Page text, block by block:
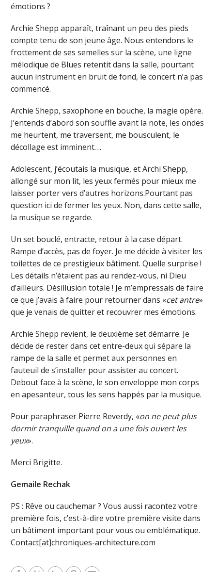
émotions ?
Archie Shepp apparaît, traînant un peu des pieds
compte tenu de son jeune âge. Nous entendons le
frottement de ses semelles sur la scène, une ligne
mélodique de Blues retentit dans la salle, pourtant
aucun instrument en bruit de fond, le concert n’a pas
commencé.
Archie Shepp, saxophone en bouche, la magie opère.
J’entends d’abord son souffle avant la note, les ondes
me heurtent, me traversent, me bousculent, le
décollage est imminent….
Adolescent, j’écoutais la musique, et Archi Shepp,
allongé sur mon lit, les yeux fermés pour mieux me
laisser porter vers d’autres horizons.Pourtant pas
question ici de fermer les yeux. Non, dans cette salle,
la musique se regarde.
Un set bouclé, entracte, retour à la case départ.
Rampe d’accès, pas de foyer. Je me décide à visiter les
toilettes de ce prestigieux bâtiment. Quelle surprise !
Les détails n’étaient pas au rendez-vous, ni Dieu
d’ailleurs. Désillusion totale ! Je m’empressais de faire
ce que j’avais à faire pour retourner dans «cet antre»
que je venais de quitter et recouvrer mes émotions.
Archie Shepp revient, le deuxième set démarre. Je
décide de rester dans cet entre-deux qui sépare la
rampe de la salle et permet aux personnes en
fauteuil de s’installer pour assister au concert.
Debout face à la scène, le son enveloppe mon corps
en apesanteur, tous les sens happés par la musique.
Pour paraphraser Pierre Reverdy, «on ne peut plus
dormir tranquille quand on a une fois ouvert les
yeux».
Merci Brigitte.
Gemaile Rechak
PS : Rêve ou cauchemar ? Vous aussi racontez votre
première fois, c’est-à-dire votre première visite dans
un bâtiment important pour vous ou emblématique.
Contact[at]chroniques-architecture.com